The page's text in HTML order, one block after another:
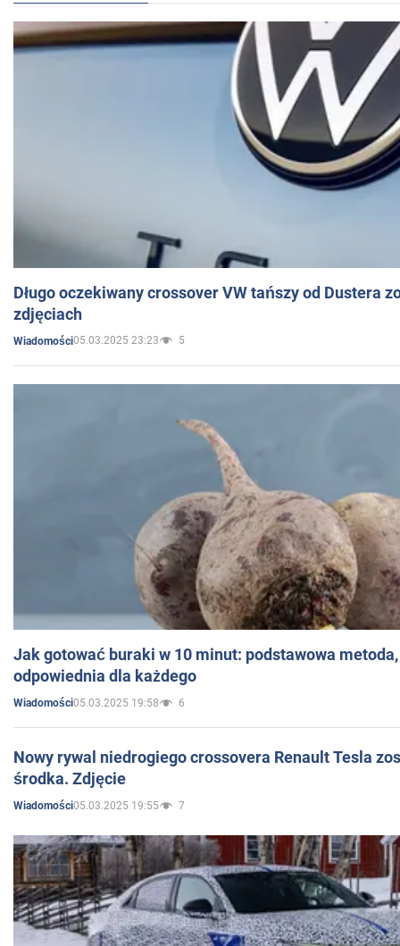
Długo oczekiwany crossover VW tańszy od Dustera
zdjęciach
Wiadomości05.03.2025 23:23 5
Jak gotować buraki w 10 minut: podstawowa
odpowiednia dla każdego
Wiadomości05.03.2025 19:58 6
Nowy rywal niedrogiego crossovera Renault Tesla
środka. Zdjęcie
Wiadomości05.03.2025 19:55 7